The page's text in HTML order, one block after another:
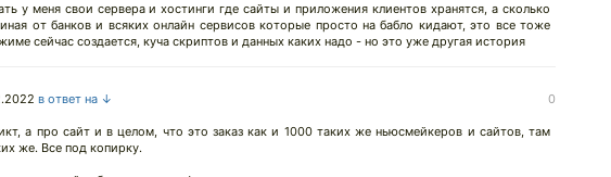
у меня свои сервера и хостинги где сайты и приложения клиентов хранятся, а сколько
от банков и всяких онлайн сервисов которые просто на бабло кидают, это все тоже
сейчас создается, куча скриптов и данных каких надо - но это уже другая история
в ответ на ↓ 0
а про сайт и в целом, что это заказ как и 1000 таких же ньюсмейкеров и сайтов, там
же. Все под копирку.